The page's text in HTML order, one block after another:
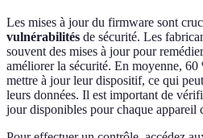
Les mises à jour du firmware sont
vulnérabilités de sécurité. Les
souvent des mises à jour pour
améliorer la sécurité. En moyenne,
mettre à jour leur dispositif, ce qui
leurs données. Il est important de
jour disponibles pour chaque appareil